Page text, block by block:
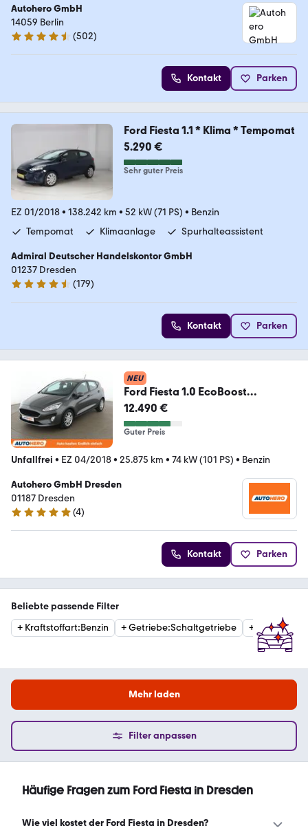
Autohero GmbH
14059 Berlin
4.5 Sterne
(502)
Kontakt Parken
Ford Fiesta 1.1 * Klima * Tempomat
5.290 €
Sehr guter Preis
EZ 01/2018• 138.242 km • 52 kW (71 PS) • Benzin
Tempomat
Klimaanlage Spurhalteassistent
Admiral Deutscher Handelskontor GmbH
01237 Dresden
4.4 Sterne
(179)
Kontakt Parken
NEU
Ford Fiesta 1.0 EcoBoost
Cool&Connect Aut.*LIMIT*PDC*
12.490 €
Guter Preis
Unfallfrei • EZ 04/2018• 25.875 km • 74 kW (101 PS) • Benzin
Autohero GmbH Dresden
01187 Dresden
5 Sterne
(4)
Kontakt Parken
Beliebte passende Filter
+ Kraftstoffart:Benzin +Getriebe:Schaltgetriebe +
Mehr laden
Filter anpassen
Häufige Fragen zum Ford Fiesta in Dresden
Wie viel kostet der Ford Fiesta in Dresden?